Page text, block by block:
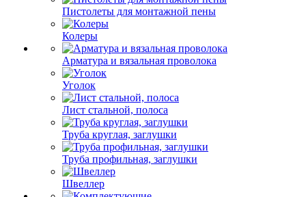
Пистолеты для монтажной пены
Колеры
Арматура и вязальная проволока
Уголок
Лист стальной, полоса
Труба круглая, заглушки
Труба профильная, заглушки
Швеллер